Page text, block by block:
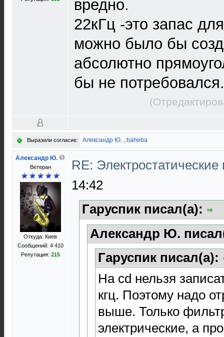
вредно.
22кГц -это запас
можно было бы
абсолютно
бы не потребовался.
Выразили согласие: Александр Ю. , baheba
Александр Ю.
Ветеран
Откуда: Киев
Сообщений: 4 410
Репутация: 215
RE:
14:42
Гаруспик писал(а):
Александр Ю.
Гаруспик писал(а):
На cd нельзя
кгц. Поэтому надо
выше. Только
электрические, а